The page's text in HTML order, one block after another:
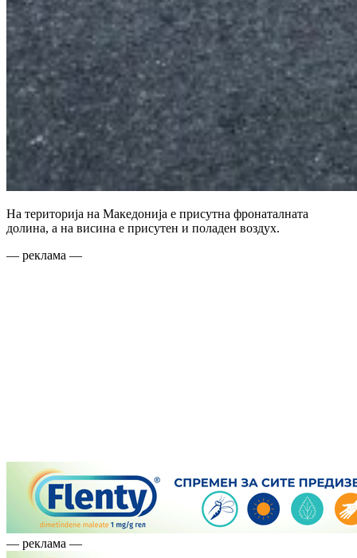
На територија на Македонија е присутна фронаталната
долина, а на висина е присутен и поладен воздух.
— реклама —
— реклама —